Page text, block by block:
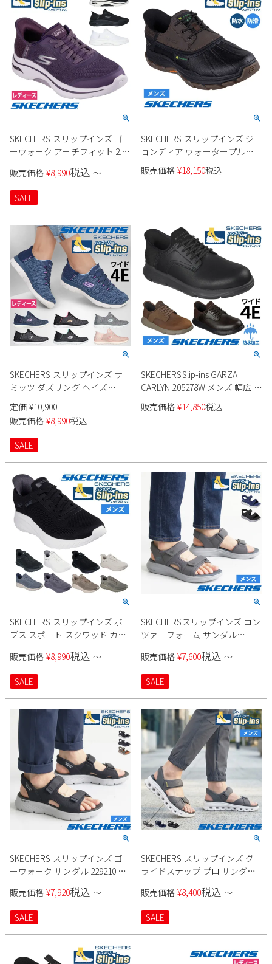
SKECHERS スリップインズ ゴ
ーウォーク アーチフィット 2.0
販売価格 ¥8,990税込 〜
SALE
SKECHERS スリップインズ ジ
ョンディア ウォータープルー
フ リスペクテッド 256002 メン
ズ
販売価格 ¥18,150税込
SKECHERS スリップインズ サ
ミッツ ダズリング ヘイズ
149937W レディース
定価 ¥10,900
販売価格 ¥8,990税込
SALE
SKECHERSSlip-ins GARZA
CARLYN 205278W メンズ 幅広 防
水
販売価格 ¥14,850税込
SKECHERS スリップインズ ボ
ブス スポート スクワッド カオ
メンズ
販売価格 ¥8,990税込 〜
SALE
SKECHERSスリップインズ コン
ツァーフォーム サンダル
販売価格 ¥7,600税込 〜
SALE
SKECHERS スリップインズ ゴ
ーウォーク サンダル 229210 メ
販売価格 ¥7,920税込 〜
SALE
SKECHERS スリップインズ グ
ライドステップ プロ サンダル
販売価格 ¥8,400税込 〜
SALE